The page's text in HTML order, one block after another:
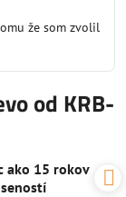
že som zvolil
od KRB-
ako 15 rokov